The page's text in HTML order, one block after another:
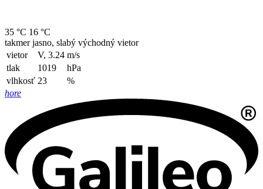
35 °C 16 °C
takmer jasno, slabý východný vietor
vietor
V, 3.24 m/s
tlak
1019
hPa
vlhkosť 23
%
hore